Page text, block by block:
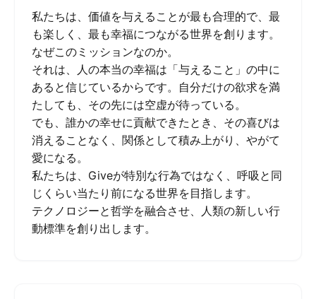
私たちは、価値を与えることが最も合理的で、最
も楽しく、最も幸福につながる世界を創ります。
なぜこのミッションなのか。
それは、人の本当の幸福は「与えること」の中に
あると信じているからです。自分だけの欲求を満
たしても、その先には空虚が待っている。
でも、誰かの幸せに貢献できたとき、その喜びは
消えることなく、関係として積み上がり、やがて
愛になる。
私たちは、Giveが特別な行為ではなく、呼吸と同
じくらい当たり前になる世界を目指します。
テクノロジーと哲学を融合させ、人類の新しい行
動標準を創り出します。